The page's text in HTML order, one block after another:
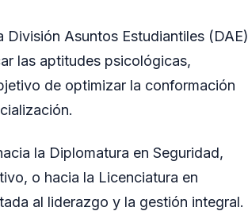
Asuntos Estudiantiles (DAE)
las aptitudes psicológicas,
de optimizar la conformación
la Diplomatura en Seguridad,
o hacia la Licenciatura en
al liderazgo y la gestión integral.